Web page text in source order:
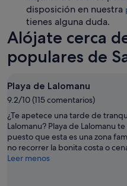
disposición en nuestra
tienes alguna duda.
Alójate cerca
populares de
Playa de Lalomanu
9.2/10 (115 comentarios)
¿Te apetece una tarde de
Lalomanu? Playa de Lalomanu
puesto que esta es una zona
no recorrer la bonita costa o
Leer menos